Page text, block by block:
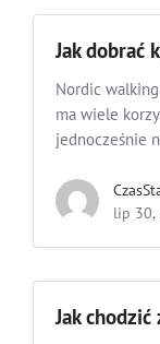
Jak dobrać
Nordic
ma wiele
jednocześnie
lip 30,
Jak